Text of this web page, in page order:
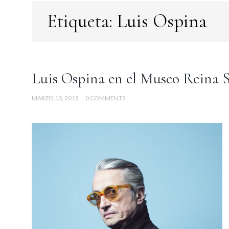
Etiqueta: Luis Ospina
Luis Ospina en el Museo Reina
MARZO 10, 2015 0 COMMENTS